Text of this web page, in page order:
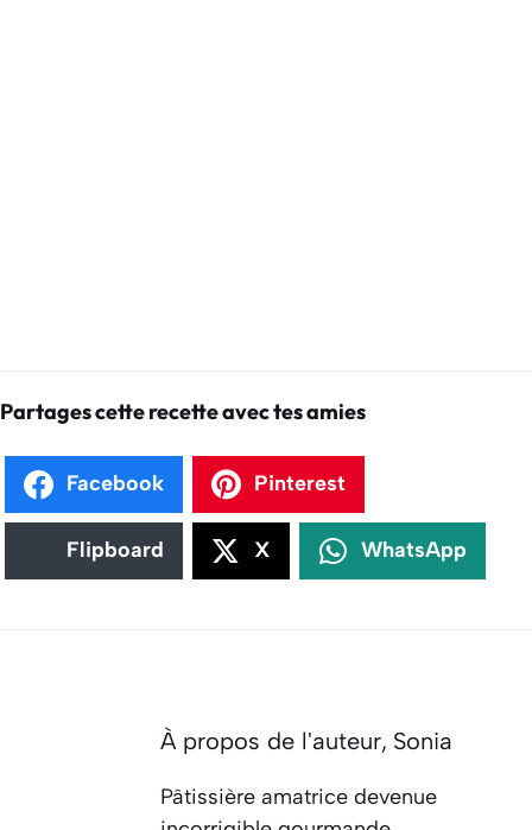
Partages cette recette avec tes amies
Facebook Pinterest
Flipboard X WhatsApp
À propos de l'auteur, Sonia
Pâtissière amatrice devenue